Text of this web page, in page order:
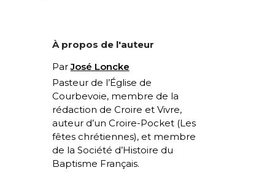
À propos de l'auteur
ParJosé Loncke
Pasteur de l’Église de
Courbevoie, membre de la
rédaction de Croire et Vivre,
auteur d’un Croire-Pocket (Les
fêtes chrétiennes), et membre
de la Société d’Histoire du
Baptisme Français.